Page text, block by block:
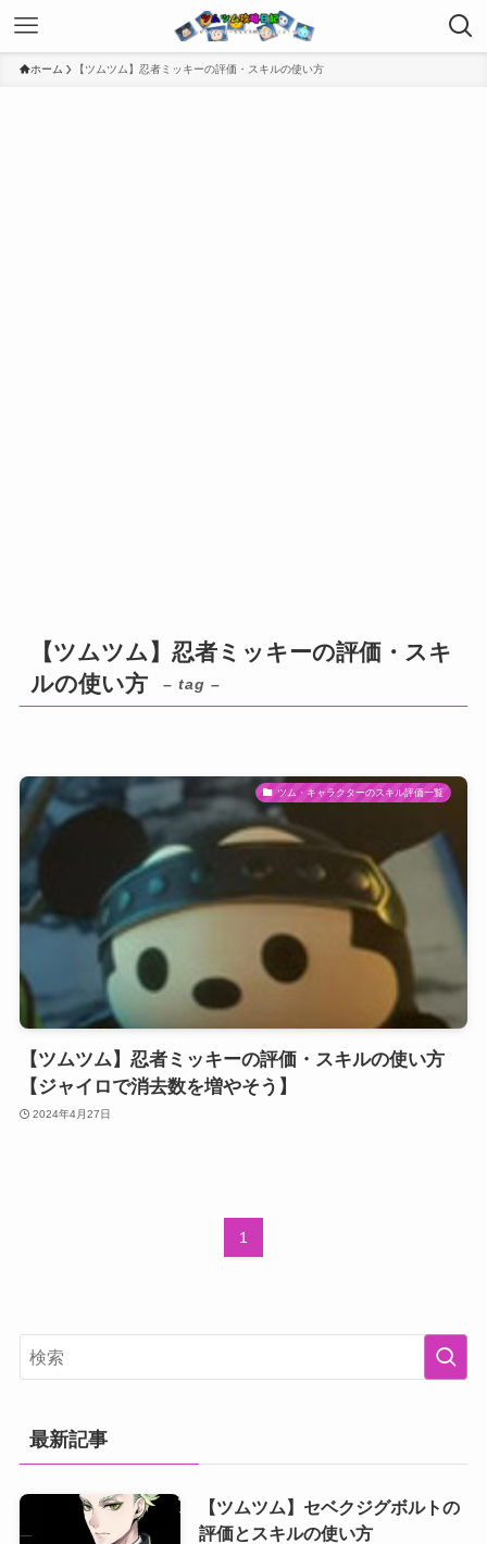
ホーム 【ツムツム】忍者ミッキーの評価・スキルの使い方
【ツムツム】忍者ミッキーの評価・スキ
ルの使い方
– tag –
ツム・キャラクターのスキル評価一覧
【ツムツム】忍者ミッキーの評価・スキルの使い方
【ジャイロで消去数を増やそう】
2024年4月27日
1
最新記事
【ツムツム】セベクジグボルトの
評価とスキルの使い方